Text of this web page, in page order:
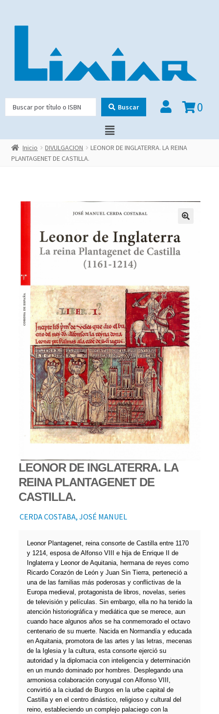
Buscar 0
Inicio DIVULGACION
LEONOR DE INGLATERRA. LA REINA
PLANTAGENET DE CASTILLA.
LEONOR DE INGLATERRA. LA
REINA PLANTAGENET DE
CASTILLA.
CERDA COSTABA, JOSÉ MANUEL
Leonor Plantagenet, reina consorte de Castilla entre 1170
y 1214, esposa de Alfonso VIII e hija de Enrique II de
Inglaterra y Leonor de Aquitania, hermana de reyes como
Ricardo Corazón de León y Juan Sin Tierra, perteneció a
una de las familias más poderosas y conflictivas de la
Europa medieval, protagonista de libros, novelas, series
de televisión y películas. Sin embargo, ella no ha tenido la
atención historiográfica y mediática que se merece, aun
cuando hace algunos años se ha conmemorado el octavo
centenario de su muerte. Nacida en Normandía y educada
en Aquitania, promotora de las artes y las letras, mecenas
de la Iglesia y la cultura, esta consorte ejerció su
autoridad y la diplomacia con inteligencia y determinación
en un mundo dominado por hombres. Desplegando una
armoniosa colaboración conyugal con Alfonso VIII,
convirtió a la ciudad de Burgos en la urbe capital de
Castilla y en el centro dinástico, religioso y cultural del
reino, estableciendo un complejo palaciego con la